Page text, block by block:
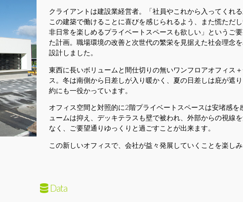
クライアントは建設業経営者。「社員やこれから入ってくれる
この建築で働けることに喜びを感じられるよう、また慌ただ
非日常を楽しめるプライベートスペースも欲しい」というご
た計画。職場環境の改善と次世代の繁栄を見据えた社会理念
設計しました。
東西に長いボリュームと間仕切りの無いワンフロアオフィス
ス。冬は南側から日差しが入り暖かく、夏の日差しは庇が遮
約にも一役かっています。
オフィス空間と対照的に2階プライベートスペースは安堵感を
ュームは抑え、デッキテラスも壁で被われ、外部からの視線
なく、ご要望通りゆっくりと過ごすことが出来ます。
この新しいオフィスで、会社が益々発展していくことを楽し
Data